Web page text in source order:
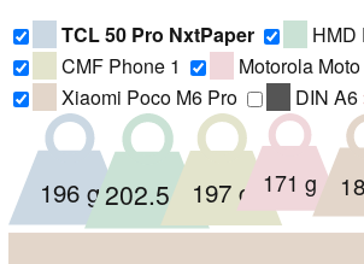
TCL 50 Pro NxtPaper
HMD
CMF Phone 1
Motorola
Xiaomi Poco M6 Pro
DIN A6
196 g202.5 g 197 g 171 g